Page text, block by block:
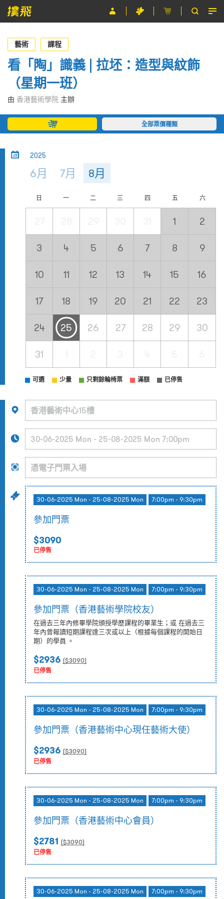
節目
主辦單位
關於撲飛
條款及細則
EN
藝術 課程
看「陶」識義 | 拉坯：造型與紋飾
（星期一班）
由 香港藝術學院 主辦
全部票價種類
2025
6月 7月 8月
日 一 二 三 四 五 六
1 2
3 4 5 6 7 8 9
10 11 12 13 14 15 16
17 18 19 20 21 22 23
24 25 26 27 28 29 30
31
可選 少量 只剩餘輪椅票 滿額 已停售
30-06-2025 Mon - 25-08-2025 Mon 7:00pm - 9:30pm
參加門票
$3090
已停售
30-06-2025 Mon - 25-08-2025 Mon 7:00pm - 9:30pm
參加門票（香港藝術學院校友）
在過去三年內修畢學院頒授學歷課程的畢業生；或 在過去三
年內曾報讀短期課程達三次或以上（根據每個課程的開始日
期）的學員 。
$2936 ($3090)
已停售
30-06-2025 Mon - 25-08-2025 Mon 7:00pm - 9:30pm
參加門票（香港藝術中心現任藝術大使）
$2936 ($3090)
已停售
30-06-2025 Mon - 25-08-2025 Mon 7:00pm - 9:30pm
參加門票（香港藝術中心會員）
$2781 ($3090)
已停售
30-06-2025 Mon - 25-08-2025 Mon 7:00pm - 9:30pm